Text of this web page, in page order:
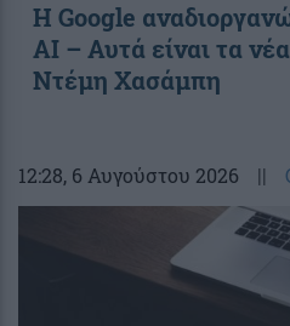
Η Google
AI – Αυτά είναι τα
Ντέμη Χασάμπη
12:28, 6 Αυγούστου 2026 ||